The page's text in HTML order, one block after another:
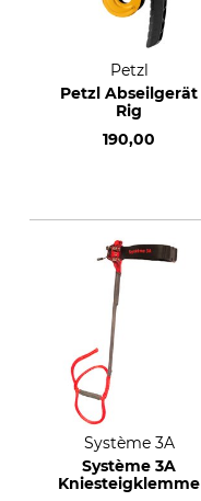
Petzl
Petzl Abseilgerät
Rig
190,00
Système 3A
Système 3A
Kniesteigklemme